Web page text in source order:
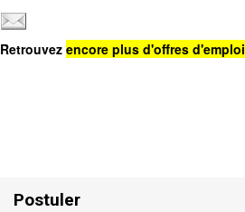
Retrouvez encore plus d'offres d'emploi
Postuler